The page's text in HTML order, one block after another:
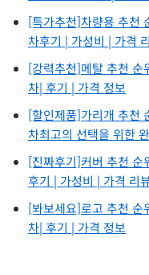
[특가추천]차량용 추천
차후기 | 가성비 | 가격
[강력추천]메탈 추천 순
차| 후기 | 가격 정보
[할인제품]가리개 추천
차최고의 선택을 위한
[진짜후기]커버 추천
후기 | 가성비 | 가격 리
[봐보세요]로고 추천 순
차| 후기 | 가격 정보